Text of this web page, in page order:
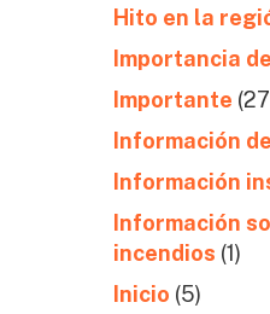
Hito en la
Importancia
Importante
Información
Información
Información
incendios (1)
Inicio (5)